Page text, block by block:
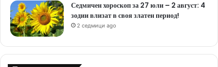
Седмичен хороскоп за 27 юли – 2 август: 4
зодии влизат в своя златен период!
2 седмици ago